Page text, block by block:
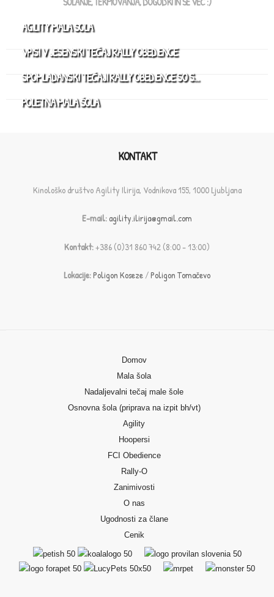
AGILITY MALA ŠOLA
VPISI V JESENSKI TEČAJ RALLY OBEDIENCE
SPOMLADANSKI TEČAJI RALLY OBEDIENCE SO S…
POLETNA MALA ŠOLA
KONTAKT
Kinološko društvo Agility Ilirija, Vodnikova 155, 1000 Ljubljana
E-mail:agility.ilirija@gmail.com
Kontakt:+386 (0)31 860 742 (8:00 - 13:00)
Lokacije:Poligon Koseze/Poligon Tomačevo
Domov
Mala šola
Nadaljevalni tečaj male šole
Osnovna šola (priprava na izpit bh/vt)
Agility
Hoopersi
FCI Obedience
Rally-O
Zanimivosti
O nas
Ugodnosti za člane
Cenik